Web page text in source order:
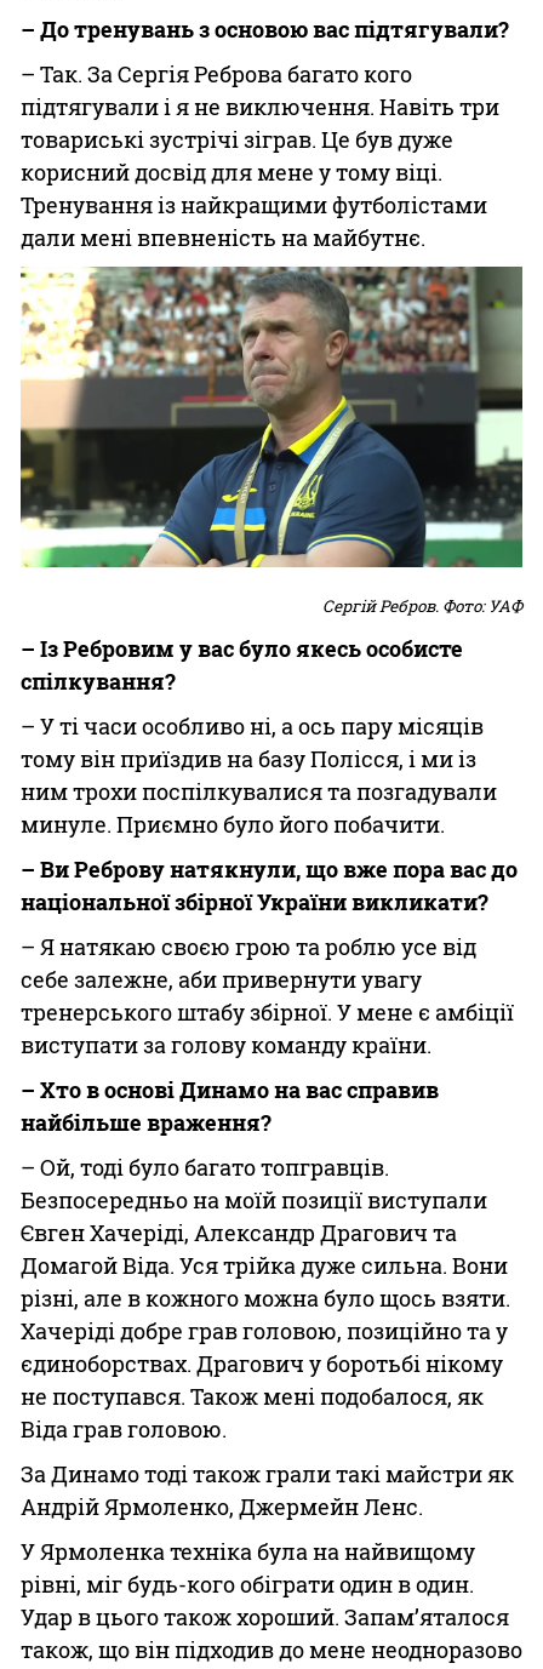
– До тренувань з основою вас підтягували?
– Так. За Сергія Реброва багато кого
підтягували і я не виключення. Навіть три
товариські зустрічі зіграв. Це був дуже
корисний досвід для мене у тому віці.
Тренування із найкращими футболістами
дали мені впевненість на майбутнє.
Сергій Ребров. Фото: УАФ
– Із Ребровим у вас було якесь особисте
спілкування?
– У ті часи особливо ні, а ось пару місяців
тому він приїздив на базу Полісся, і ми із
ним трохи поспілкувалися та позгадували
минуле. Приємно було його побачити.
– Ви Реброву натякнули, що вже пора вас до
національної збірної України викликати?
– Я натякаю своєю грою та роблю усе від
себе залежне, аби привернути увагу
тренерського штабу збірної. У мене є амбіції
виступати за голову команду країни.
– Хто в основі Динамо на вас справив
найбільше враження?
– Ой, тоді було багато топгравців.
Безпосередньо на моїй позиції виступали
Євген Хачеріді, Александр Драгович та
Домагой Віда. Уся трійка дуже сильна. Вони
різні, але в кожного можна було щось взяти.
Хачеріді добре грав головою, позиційно та у
єдиноборствах. Драгович у боротьбі нікому
не поступався. Також мені подобалося, як
Віда грав головою.
За Динамо тоді також грали такі майстри як
Андрій Ярмоленко, Джермейн Ленс.
У Ярмоленка техніка була на найвищому
рівні, міг будь-кого обіграти один в один.
Удар в цього також хороший. Запам’яталося
також, що він підходив до мене неодноразово